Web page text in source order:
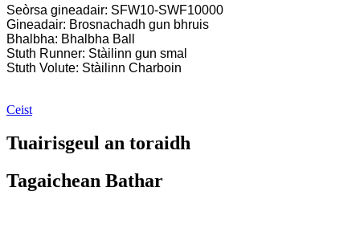
Seòrsa gineadair: SFW10-SWF10000
Gineadair: Brosnachadh gun bhruis
Bhalbha: Bhalbha Ball
Stuth Runner: Stàilinn gun smal
Stuth Volute: Stàilinn Charboin
Ceist
Tuairisgeul an toraidh
Tagaichean Bathar